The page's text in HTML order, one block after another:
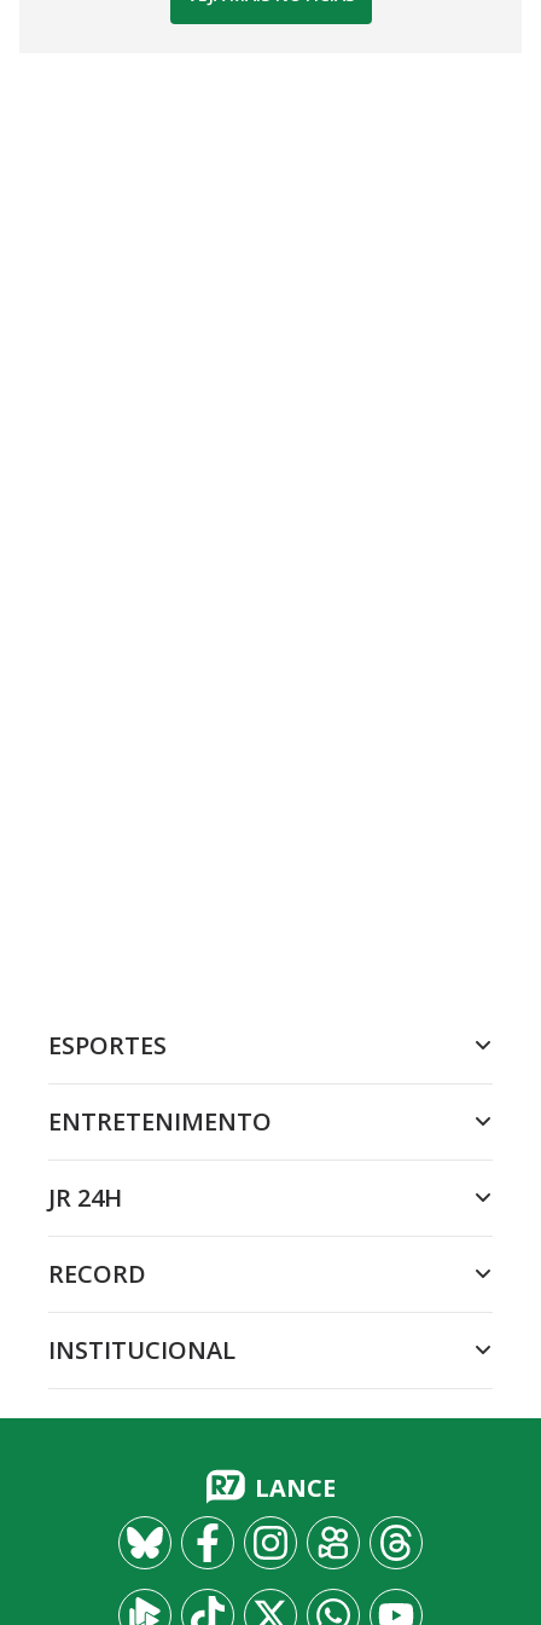
ESPORTES
ENTRETENIMENTO
JR 24H
RECORD
INSTITUCIONAL
LANCE